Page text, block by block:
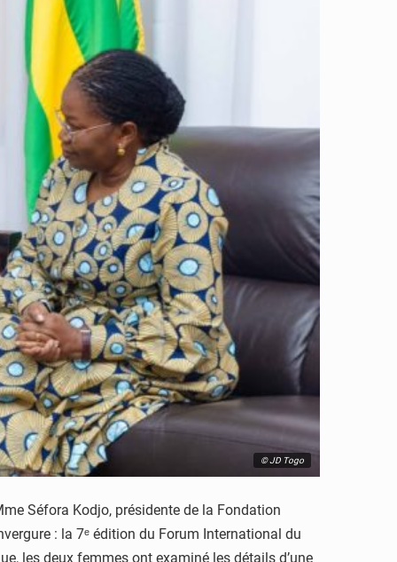
© JD Togo
Séfora Kodjo, présidente de la Fondation
: la 7ᵉ édition du Forum International du
les deux femmes ont examiné les détails d’une